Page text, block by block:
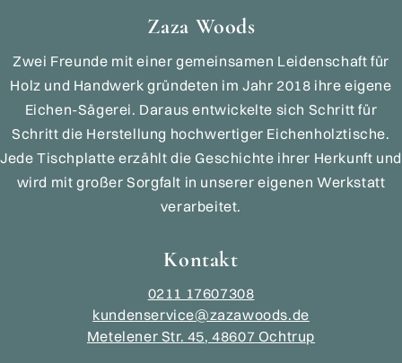
Zaza Woods
Zwei Freunde mit einer gemeinsamen Leidenschaft für
Holz und Handwerk gründeten im Jahr 2018 ihre eigene
Eichen-Sägerei. Daraus entwickelte sich Schritt für
Schritt die Herstellung hochwertiger Eichenholztische.
Jede Tischplatte erzählt die Geschichte ihrer Herkunft und
wird mit großer Sorgfalt in unserer eigenen Werkstatt
verarbeitet.
Kontakt
0211 17607308
kundenservice@zazawoods.de
Metelener Str. 45, 48607 Ochtrup